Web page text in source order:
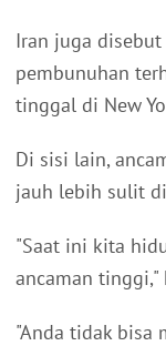
Iran juga
pembunuhan
tinggal di New
Di sisi lain,
jauh lebih sulit
"Saat ini kita
ancaman tinggi,"
"Anda tidak bisa